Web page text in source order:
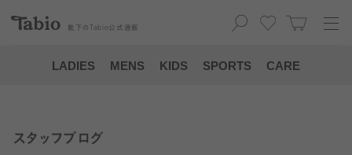
靴下の Tabio 公式通販
LADIES MENS KIDS SPORTS CARE
スタッフブログ